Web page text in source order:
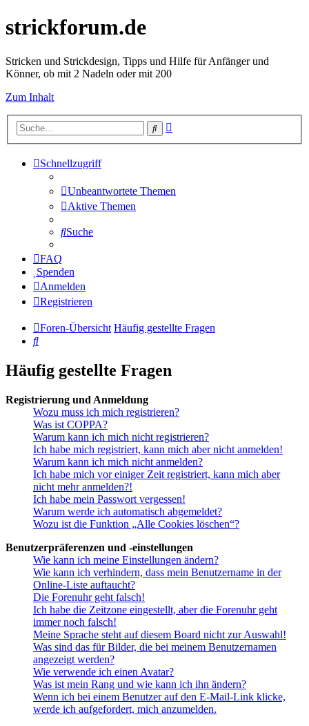
strickforum.de
Stricken und Strickdesign, Tipps und Hilfe für Anfänger und
Könner, ob mit 2 Nadeln oder mit 200
Zum Inhalt
Suche
Schnellzugriff
Unbeantwortete Themen
Aktive Themen
Suche
FAQ
Spenden
Anmelden
Registrieren
Foren-Übersicht Häufig gestellte Fragen
Suche
Häufig gestellte Fragen
Registrierung und Anmeldung
Wozu muss ich mich registrieren?
Was ist COPPA?
Warum kann ich mich nicht registrieren?
Ich habe mich registriert, kann mich aber nicht anmelden!
Warum kann ich mich nicht anmelden?
Ich habe mich vor einiger Zeit registriert, kann mich aber
nicht mehr anmelden?!
Ich habe mein Passwort vergessen!
Warum werde ich automatisch abgemeldet?
Wozu ist die Funktion „Alle Cookies löschen“?
Benutzerpräferenzen und -einstellungen
Wie kann ich meine Einstellungen ändern?
Wie kann ich verhindern, dass mein Benutzername in der
Online-Liste auftaucht?
Die Forenuhr geht falsch!
Ich habe die Zeitzone eingestellt, aber die Forenuhr geht
immer noch falsch!
Meine Sprache steht auf diesem Board nicht zur Auswahl!
Was sind das für Bilder, die bei meinem Benutzernamen
angezeigt werden?
Wie verwende ich einen Avatar?
Was ist mein Rang und wie kann ich ihn ändern?
Wenn ich bei einem Benutzer auf den E-Mail-Link klicke,
werde ich aufgefordert, mich anzumelden.